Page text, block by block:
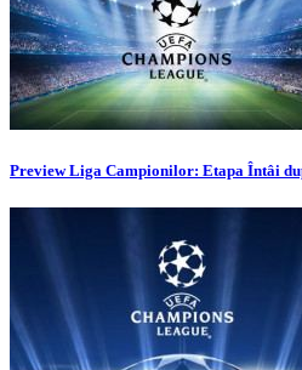
Preview Liga Campionilor: Etapa Întâi